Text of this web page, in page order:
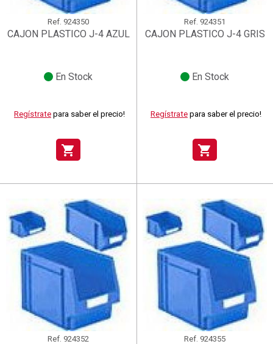
Ref. 924350
CAJON PLASTICO J-4 AZUL
En Stock
Regístrate para saber el precio!
shopping_cart
Ref. 924351
CAJON PLASTICO J-4 GRIS
En Stock
Regístrate para saber el precio!
shopping_cart
Ref. 924352 Ref. 924355